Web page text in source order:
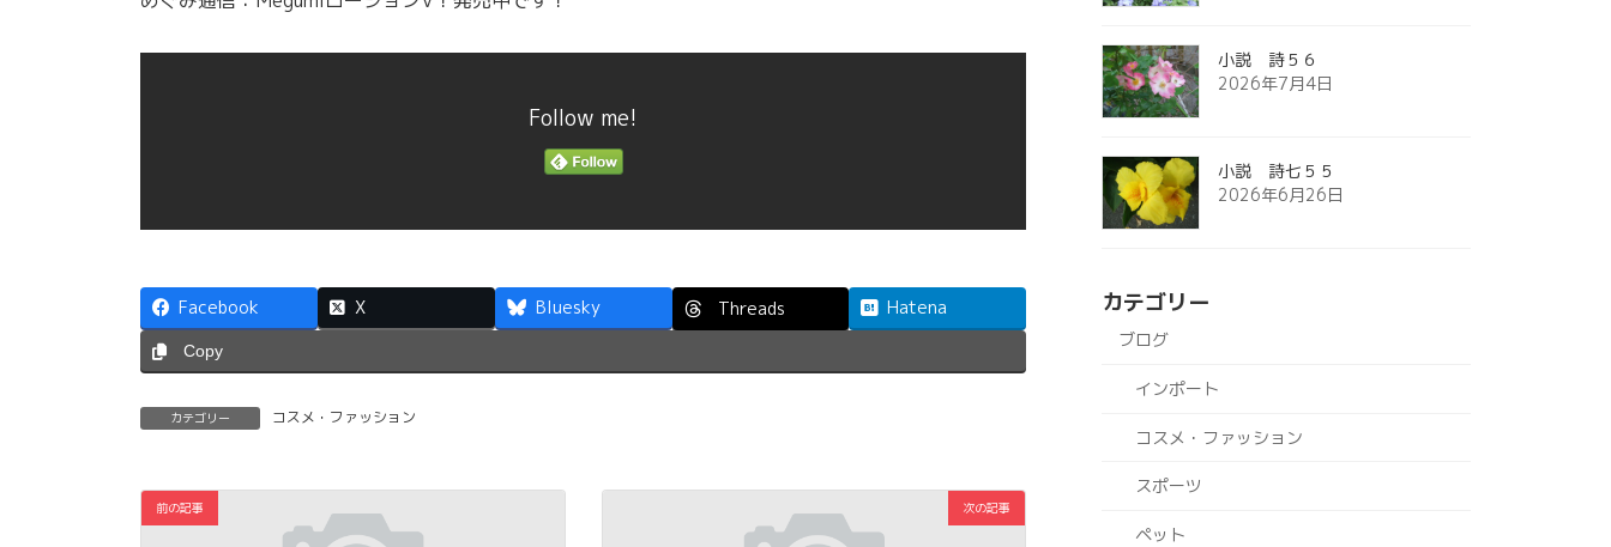
Follow me!
Facebook X Bluesky Threads Hatena
Copy
カテゴリー コスメ・ファッション
前の記事 次の記事
小説 詩５６
2026年7月4日
小説 詩七５５
2026年6月26日
カテゴリー
ブログ
インポート
コスメ・ファッション
スポーツ
ペット